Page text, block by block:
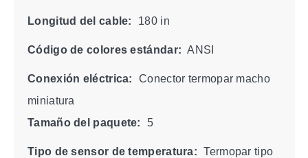
Longitud del cable: 180 in
Código de colores estándar: ANSI
Conexión eléctrica:
Conector termopar macho
miniatura
Tamaño del paquete:
5
Tipo de sensor de temperatura: Termopar tipo